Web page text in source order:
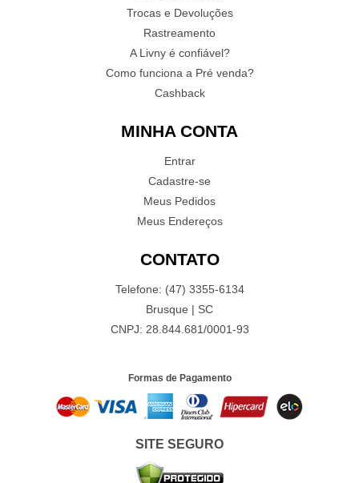
Trocas e Devoluções
Rastreamento
A Livny é confiável?
Como funciona a Pré venda?
Cashback
MINHA CONTA
Entrar
Cadastre-se
Meus Pedidos
Meus Endereços
CONTATO
Telefone: (47) 3355-6134
Brusque | SC
CNPJ: 28.844.681/0001-93
Formas de Pagamento
SITE SEGURO